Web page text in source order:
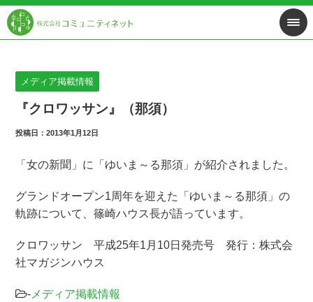
メディア掲載情報
『クロワッサン』（那須）
投稿日：2013年1月12日
「女の新聞」に「ゆいま～る那須」が紹介されました。
グランドオープン1周年を迎えた「ゆいま～る那須」の
軌跡について、篠崎ハウス長が語っています。
クロワッサン 平成25年1月10日発売号 発行：株式会
社マガジンハウス
- メディア掲載情報